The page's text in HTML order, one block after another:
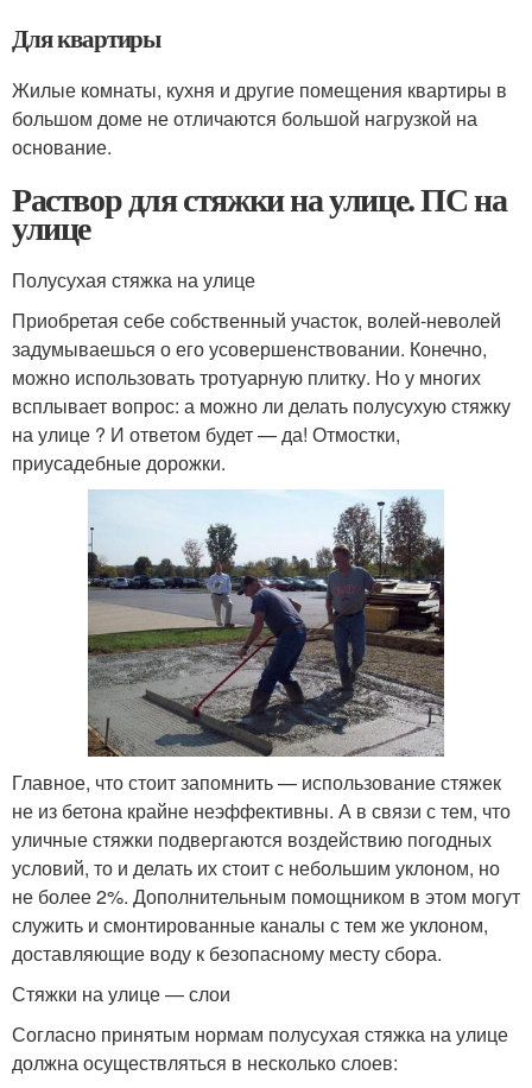
Для квартиры
Жилые комнаты, кухня и другие помещения квартиры в
большом доме не отличаются большой нагрузкой на
основание.
Раствор для стяжки на улице. ПС на
улице
Полусухая стяжка на улице
Приобретая себе собственный участок, волей-неволей
задумываешься о его усовершенствовании. Конечно,
можно использовать тротуарную плитку. Но у многих
всплывает вопрос: а можно ли делать полусухую стяжку
на улице ? И ответом будет — да! Отмостки,
приусадебные дорожки.
Главное, что стоит запомнить — использование стяжек
не из бетона крайне неэффективны. А в связи с тем, что
уличные стяжки подвергаются воздействию погодных
условий, то и делать их стоит с небольшим уклоном, но
не более 2%. Дополнительным помощником в этом могут
служить и смонтированные каналы с тем же уклоном,
доставляющие воду к безопасному месту сбора.
Стяжки на улице — слои
Согласно принятым нормам полусухая стяжка на улице
должна осуществляться в несколько слоев: